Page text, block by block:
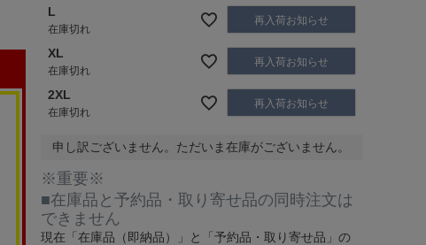
L
在庫切れ
再入荷お知らせ
XL
在庫切れ
再入荷お知らせ
2XL
在庫切れ
再入荷お知らせ
申し訳ございません。ただいま在庫がございません。
※重要※
■在庫品と予約品・取り寄せ品の同時注文は
できません
現在 「在庫品（即納品）」 と 「予約品・取り寄せ品」 の